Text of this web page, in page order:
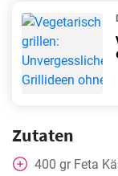
Zutaten
400 gr Feta